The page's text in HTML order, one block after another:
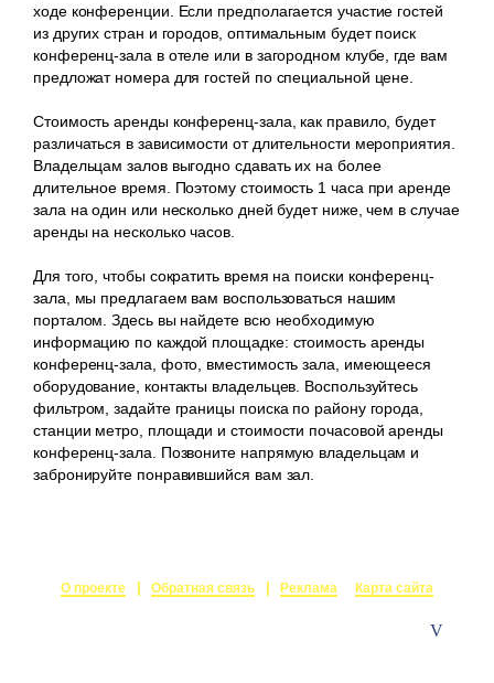
ходе конференции. Если предполагается участие гостей
из других стран и городов, оптимальным будет поиск
конференц-зала в отеле или в загородном клубе, где вам
предложат номера для гостей по специальной цене.
Стоимость аренды конференц-зала, как правило, будет
различаться в зависимости от длительности мероприятия.
Владельцам залов выгодно сдавать их на более
длительное время. Поэтому стоимость 1 часа при аренде
зала на один или несколько дней будет ниже, чем в случае
аренды на несколько часов.
Для того, чтобы сократить время на поиски конференц-
зала, мы предлагаем вам воспользоваться нашим
порталом. Здесь вы найдете всю необходимую
информацию по каждой площадке: стоимость аренды
конференц-зала, фото, вместимость зала, имеющееся
оборудование, контакты владельцев. Воспользуйтесь
фильтром, задайте границы поиска по району города,
станции метро, площади и стоимости почасовой аренды
конференц-зала. Позвоните напрямую владельцам и
забронируйте понравившийся вам зал.
О проекте Обратная связь Реклама Карта сайта